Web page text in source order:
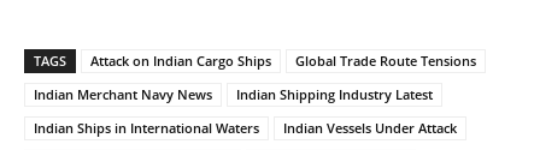
TAGS Attack on Indian Cargo Ships
Global Trade Route Tensions
Indian Merchant Navy News
Indian Shipping Industry Latest
Indian Ships in International Waters
Indian Vessels Under Attack